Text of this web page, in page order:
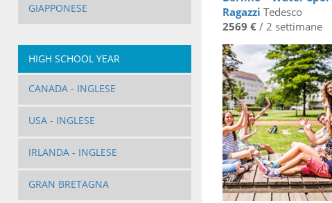
GIAPPONESE
HIGH SCHOOL YEAR
CANADA - INGLESE
USA - INGLESE
IRLANDA - INGLESE
GRAN BRETAGNA
Ragazzi Tedesco
2569 €/ 2 settimane